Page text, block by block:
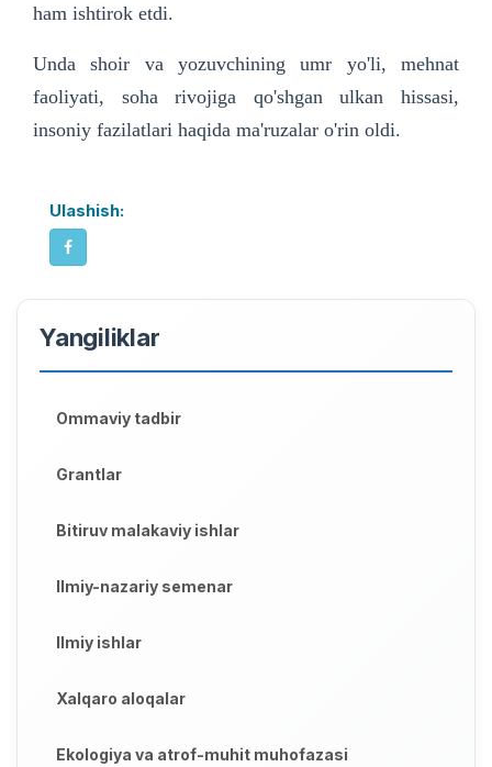
ham ishtirok etdi.
Unda shoir va yozuvchining umr yo'li, mehnat
faoliyati, soha rivojiga qo'shgan ulkan hissasi,
insoniy fazilatlari haqida ma'ruzalar o'rin oldi.
Ulashish:
Yangiliklar
Ommaviy tadbir
Grantlar
Bitiruv malakaviy ishlar
Ilmiy-nazariy semenar
Ilmiy ishlar
Xalqaro aloqalar
Ekologiya va atrof-muhit muhofazasi